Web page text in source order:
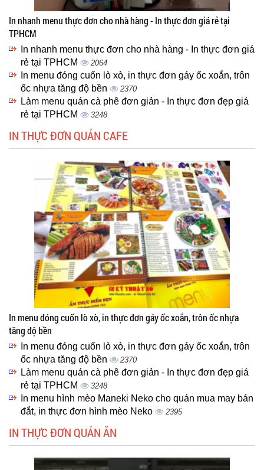
In nhanh menu thực đơn cho nhà hàng - In thực đơn giá rẻ tại
TPHCM
In nhanh menu thực đơn cho nhà hàng - In thực đơn giá
rẻ tại TPHCM
2064
In menu đóng cuốn lò xò, in thực đơn gáy ốc xoắn, trôn
ốc nhựa tăng độ bền
2370
Làm menu quán cà phê đơn giản - In thực đơn đẹp giá
rẻ tại TPHCM
3248
IN THỰC ĐƠN QUÁN CAFE
In menu đóng cuốn lò xò, in thực đơn gáy ốc xoắn, trôn ốc nhựa
tăng độ bền
In menu đóng cuốn lò xò, in thực đơn gáy ốc xoắn, trôn
ốc nhựa tăng độ bền
2370
Làm menu quán cà phê đơn giản - In thực đơn đẹp giá
rẻ tại TPHCM
3248
In menu hình mèo Maneki Neko cho quán mua may bán
đắt, in thực đơn hình mèo Neko
2395
IN THỰC ĐƠN QUÁN ĂN